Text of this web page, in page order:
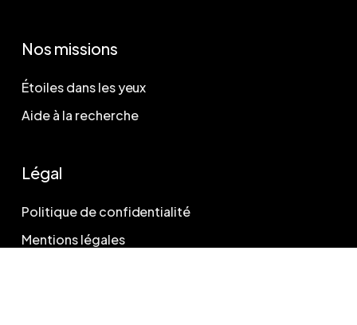
Nos missions
Étoiles dans les yeux
Aide à la recherche
Légal
Politique de confidentialité
Mentions légales